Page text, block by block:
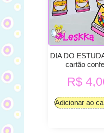
DIA DO
cartão
R$
Adicionar ao